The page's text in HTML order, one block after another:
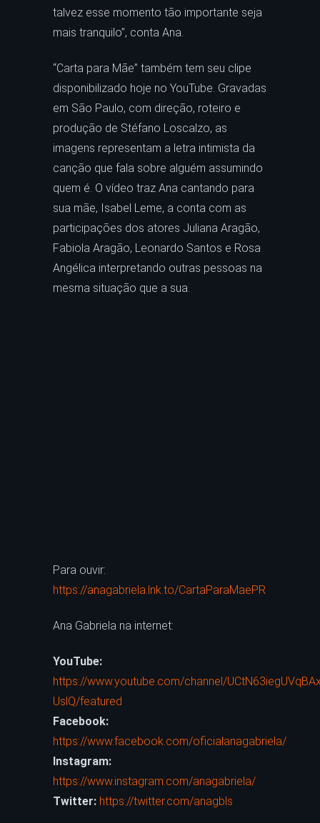
talvez esse momento tão importante seja
mais tranquilo”, conta Ana.
“Carta para Mãe” também tem seu clipe
disponibilizado hoje no YouTube. Gravadas
em São Paulo, com direção, roteiro e
produção de Stéfano Loscalzo, as
imagens representam a letra intimista da
canção que fala sobre alguém assumindo
quem é. O vídeo traz Ana cantando para
sua mãe, Isabel Leme, a conta com as
participações dos atores Juliana Aragão,
Fabiola Aragão, Leonardo Santos e Rosa
Angélica interpretando outras pessoas na
mesma situação que a sua.
Para ouvir:
https://anagabriela.lnk.to/CartaParaMaePR
Ana Gabriela na internet:
YouTube:
https://www.youtube.com/channel/
UslQ/featured
Facebook:
https://www.facebook.com/oficialanagabriela/
Instagram:
https://www.instagram.com/anagabriela/
Twitter: https://twitter.com/anagbls